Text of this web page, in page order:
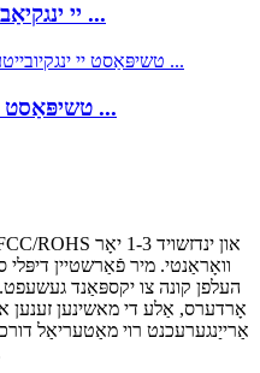
יי ינגקיאַבייטער פֿאַר כאַטשינג ...
טשיפּאַסט יי ינגקיובייטערז פֿאַר ...
וואָראַנטי. מיר פֿאַרשטיין
העלפן קונה צו יקספּאַנד
אָרדערס, אַלע די מאשינען זענען